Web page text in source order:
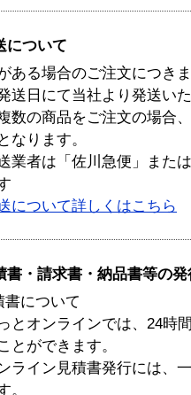
について
ある場合のご注文につき
送日にて当社より発送い
数の商品をご注文の場合
なります。
業者は「佐川急便」また
について詳しくはこちら
書・請求書・納品書等の
書について
とオンラインでは、24時
とができます。
ライン見積書発行には、
。